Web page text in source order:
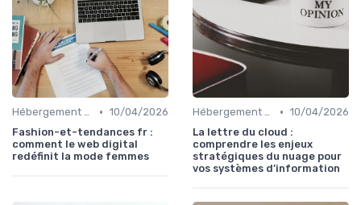
Hébergement et Maintenance Web • 10/04/2026
Fashion-et-tendances fr :
comment le web digital
redéfinit la mode femmes
Hébergement et Maintenance Web • 10/04/2026
La lettre du cloud :
comprendre les enjeux
stratégiques du nuage pour
vos systèmes d’information